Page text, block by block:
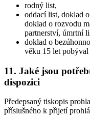
rodný list,
oddací list, doklad
doklad o rozvodu
partnerství, úmrtní
doklad o
věku 15 let pobýval
11. Jaké jsou
dispozici
Předepsaný tiskopis
příslušného k přijetí